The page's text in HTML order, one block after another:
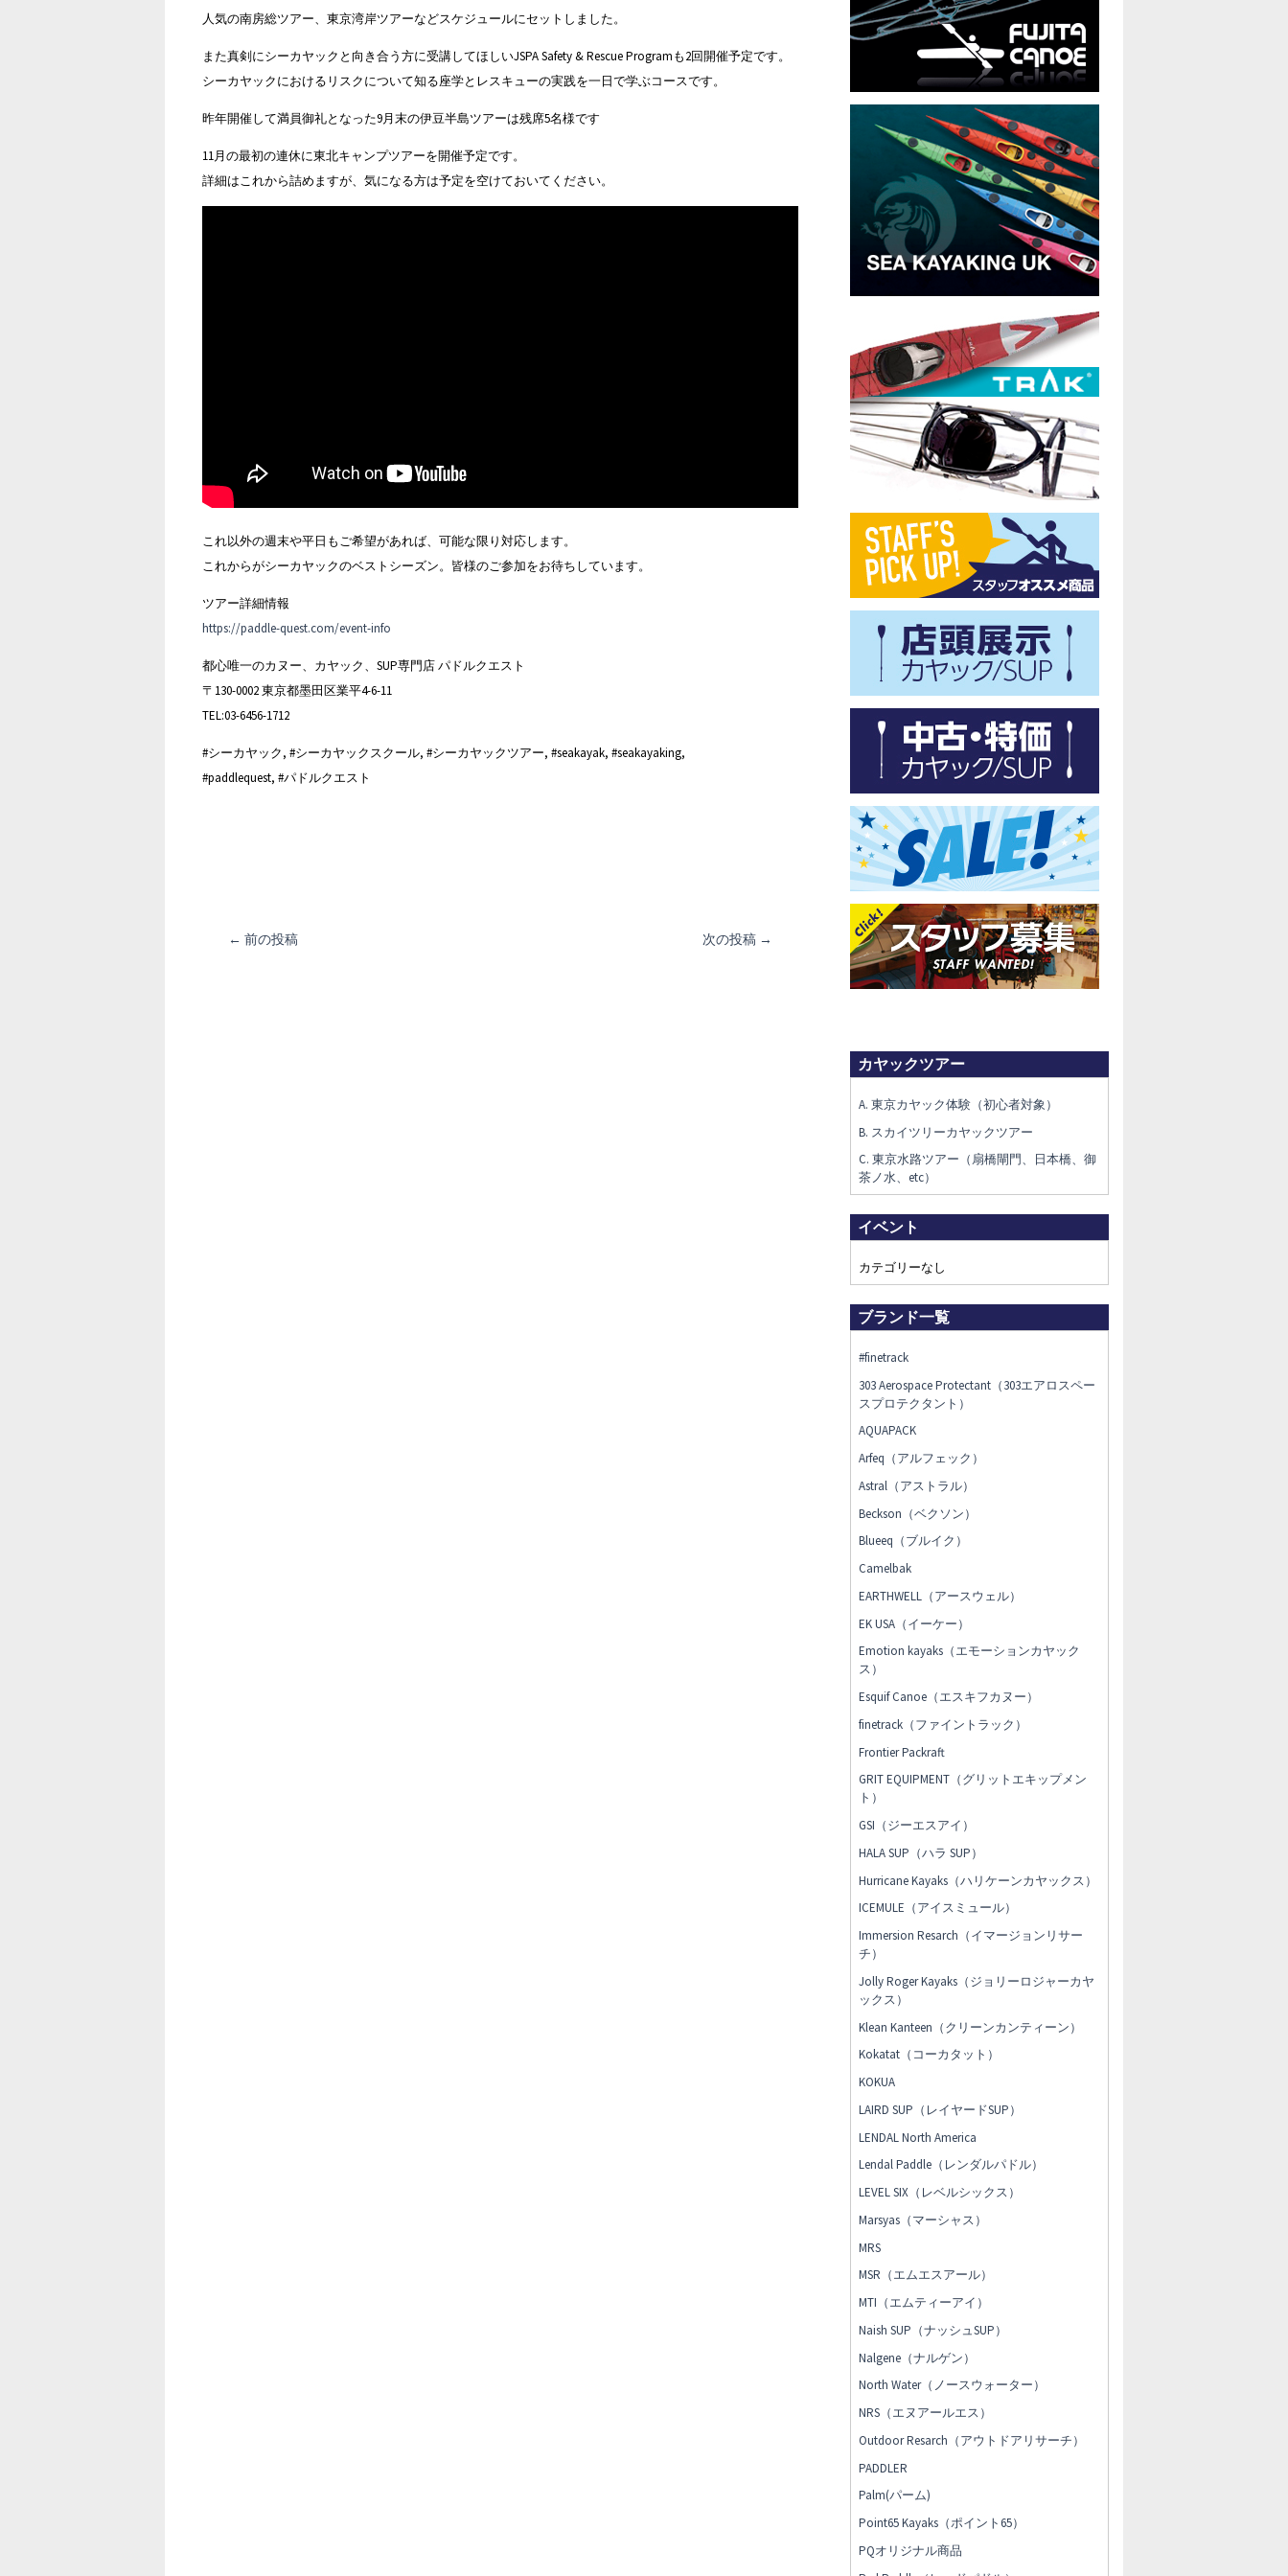
人気の南房総ツアー、東京湾岸ツアーなどスケジュールにセットしました。
また真剣にシーカヤックと向き合う方に受講してほしいJSPA Safety & Rescue Programも2回開催予定です。
シーカヤックにおけるリスクについて知る座学とレスキューの実践を一日で学ぶコースです。
昨年開催して満員御礼となった9月末の伊豆半島ツアーは残席5名様です
11月の最初の連休に東北キャンプツアーを開催予定です。
詳細はこれから詰めますが、気になる方は予定を空けておいてください。
これ以外の週末や平日もご希望があれば、可能な限り対応します。
これからがシーカヤックのベストシーズン。皆様のご参加をお待ちしています。
ツアー詳細情報
https://paddle-quest.com/event-info
都心唯一のカヌー、カヤック、SUP専門店 パドルクエスト
〒130-0002 東京都墨田区業平4-6-11
TEL:03-6456-1712
#シーカヤック, #シーカヤックスクール, #シーカヤックツアー, #seakayak, #seakayaking,
#paddlequest, #パドルクエスト
← 前の投稿 次の投稿 →
カヤックツアー
A. 東京カヤック体験（初心者対象）
B. スカイツリーカヤックツアー
C. 東京水路ツアー（扇橋閘門、日本橋、御
茶ノ水、etc）
イベント
カテゴリーなし
ブランド一覧
#finetrack
303 Aerospace Protectant（303エアロスペー
スプロテクタント）
AQUAPACK
Arfeq（アルフェック）
Astral（アストラル）
Beckson（ベクソン）
Blueeq（ブルイク）
Camelbak
EARTHWELL（アースウェル）
EK USA（イーケー）
Emotion kayaks（エモーションカヤック
ス）
Esquif Canoe（エスキフカヌー）
finetrack（ファイントラック）
Frontier Packraft
GRIT EQUIPMENT（グリットエキップメン
ト）
GSI（ジーエスアイ）
HALA SUP（ハラ SUP）
Hurricane Kayaks（ハリケーンカヤックス）
ICEMULE（アイスミュール）
Immersion Resarch（イマージョンリサー
チ）
Jolly Roger Kayaks（ジョリーロジャーカヤ
ックス）
Klean Kanteen（クリーンカンティーン）
Kokatat（コーカタット）
KOKUA
LAIRD SUP（レイヤードSUP）
LENDAL North America
Lendal Paddle（レンダルパドル）
LEVEL SIX（レベルシックス）
Marsyas（マーシャス）
MRS
MSR（エムエスアール）
MTI（エムティーアイ）
Naish SUP（ナッシュSUP）
Nalgene（ナルゲン）
North Water（ノースウォーター）
NRS（エヌアールエス）
Outdoor Resarch（アウトドアリサーチ）
PADDLER
Palm(パーム)
Point65 Kayaks（ポイント65）
PQオリジナル商品